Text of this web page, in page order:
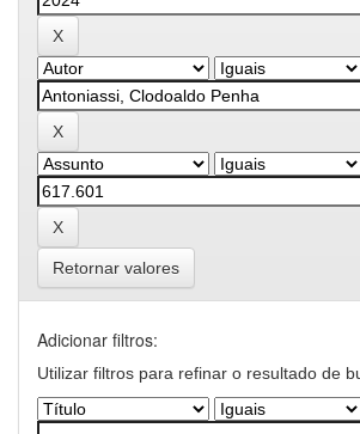
Retornar valores
Adicionar filtros:
Utilizar filtros para refinar o resultado de